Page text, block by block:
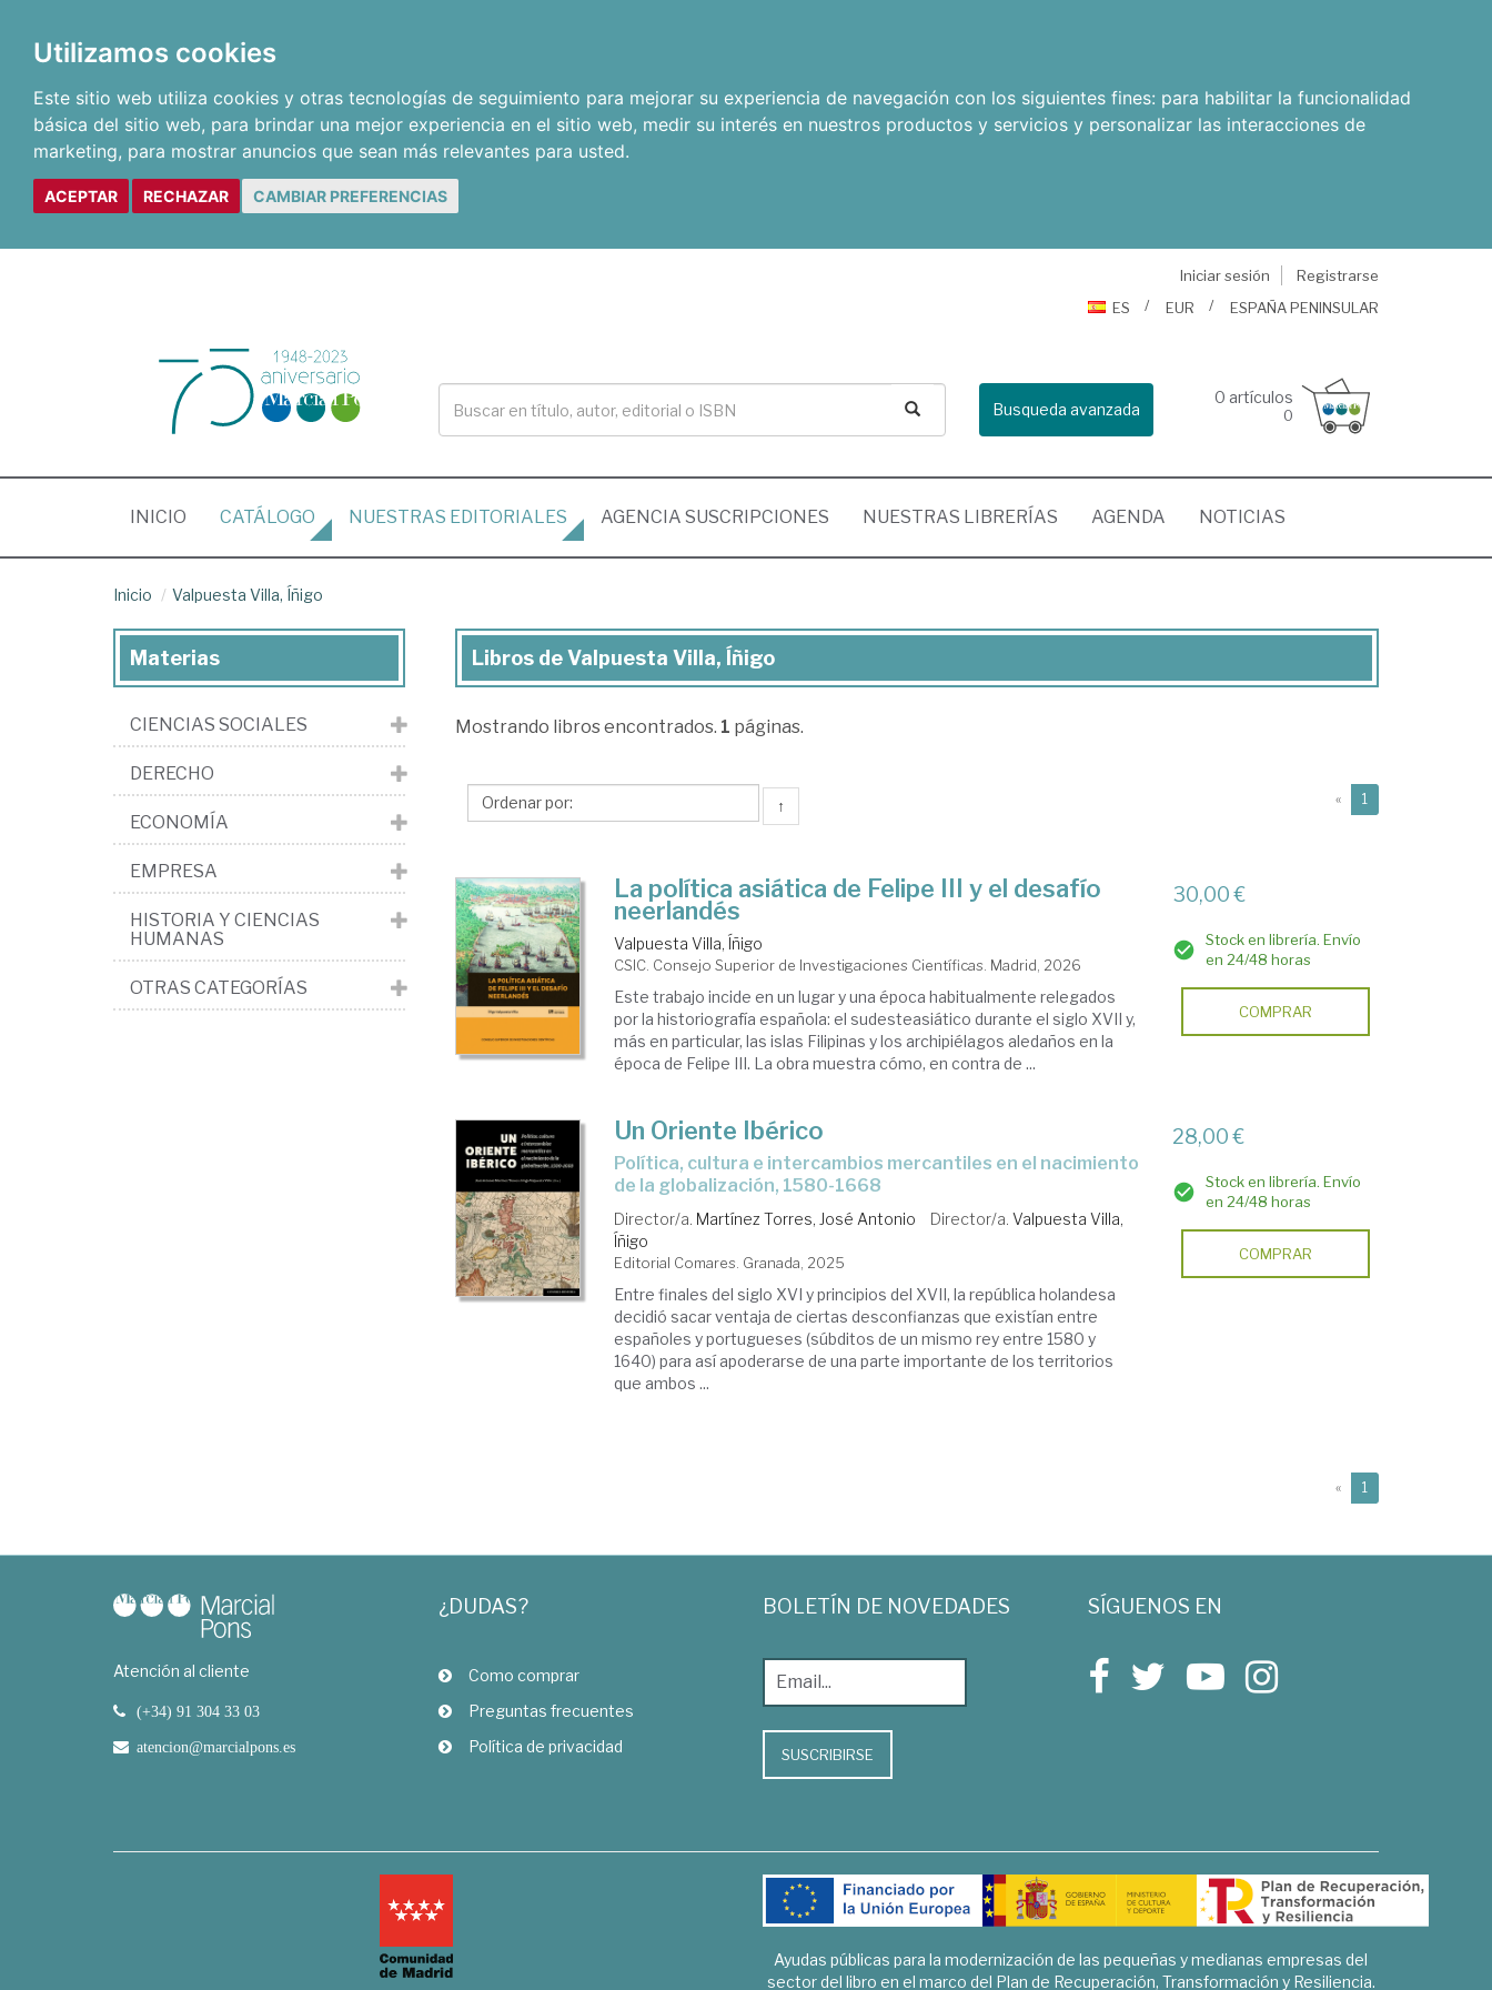
Utilizamos cookies
Este sitio web utiliza cookies y otras tecnologías de seguimiento para mejorar su experiencia de navegación con los siguientes fines: para habilitar la funcionalidad
básica del sitio web, para brindar una mejor experiencia en el sitio web, medir su interés en nuestros productos y servicios y personalizar las interacciones de
marketing, para mostrar anuncios que sean más relevantes para usted.
ACEPTAR RECHAZAR CAMBIAR PREFERENCIAS
Iniciar sesión
Registrarse
ES
EUR ESPAÑA PENINSULAR
Busqueda avanzada
0 artículos
0
INICIO (CURRENT)
CATÁLOGO NUESTRAS EDITORIALES AGENCIA SUSCRIPCIONES NUESTRAS LIBRERÍAS AGENDA NOTICIAS
Inicio Valpuesta Villa, Íñigo
Libros
Valpuesta
Íñigo
Libros de Valpuesta Villa, Íñigo
Mostrando libros encontrados. 1 páginas.
↑ « 1
La política asiática de Felipe III y el desafío
neerlandés
Valpuesta Villa, Íñigo
CSIC. Consejo Superior de Investigaciones Científicas. Madrid, 2026
Este trabajo incide en un lugar y una época habitualmente relegados
por la historiografía española: el sudesteasiático durante el siglo XVII y,
más en particular, las islas Filipinas y los archipiélagos aledaños en la
época de Felipe III. La obra muestra cómo, en contra de ...
30,00 €
Stock en librería. Envío
en 24/48 horas
COMPRAR
Un Oriente Ibérico
Política, cultura e intercambios mercantiles en el nacimiento
de la globalización, 1580-1668
Director/a. Martínez Torres, José Antonio Director/a.Valpuesta Villa,
Íñigo
Editorial Comares. Granada, 2025
Entre finales del siglo XVI y principios del XVII, la república holandesa
decidió sacar ventaja de ciertas desconfianzas que existían entre
españoles y portugueses (súbditos de un mismo rey entre 1580 y
1640) para así apoderarse de una parte importante de los territorios
que ambos ...
28,00 €
Stock en librería. Envío
en 24/48 horas
COMPRAR
« 1
Materias
CIENCIAS SOCIALES
DERECHO
ECONOMÍA
EMPRESA
HISTORIA Y CIENCIAS
HUMANAS
OTRAS CATEGORÍAS
Atención al cliente
(+34) 91 304 33 03
atencion@marcialpons.es
¿DUDAS?
Como comprar
Preguntas frecuentes
Política de privacidad
BOLETÍN DE NOVEDADES
SUSCRIBIRSE
SÍGUENOS EN
Ayudas públicas para la modernización de las pequeñas y medianas empresas del
sector del libro en el marco del Plan de Recuperación, Transformación y Resiliencia.